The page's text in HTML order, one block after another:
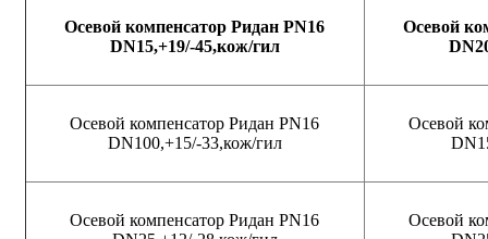
Осевой компенсатор Ридан PN16
DN15,+19/-45,кож/гил
Осевой
Осевой компенсатор Ридан PN16
DN100,+15/-33,кож/гил
Осевой
Осевой компенсатор Ридан PN16
Осевой